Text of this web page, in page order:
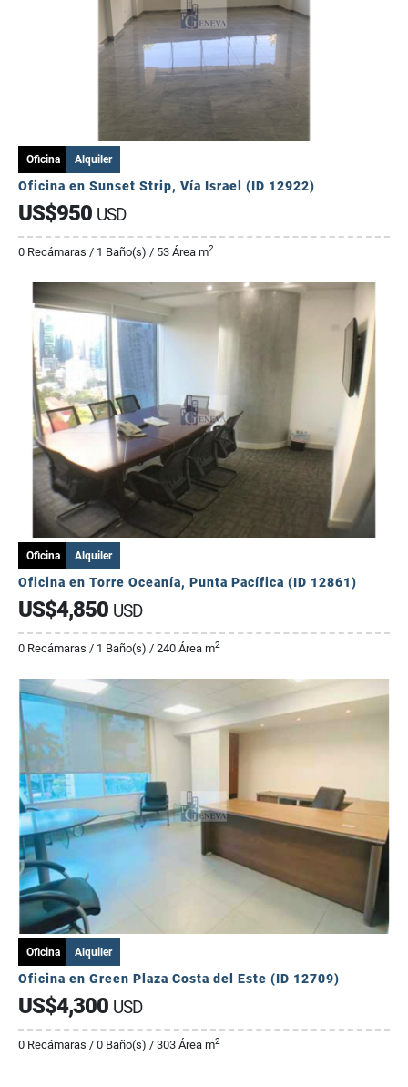
Oficina Alquiler
Oficina en Sunset Strip, Vía Israel (ID 12922)
US$950 USD
0 Recámaras / 1 Baño(s) / 53 Área m2
Oficina Alquiler
Oficina en Torre Oceanía, Punta Pacífica (ID 12861)
US$4,850 USD
0 Recámaras / 1 Baño(s) / 240 Área m2
Oficina Alquiler
Oficina en Green Plaza Costa del Este (ID 12709)
US$4,300 USD
0 Recámaras / 0 Baño(s) / 303 Área m2